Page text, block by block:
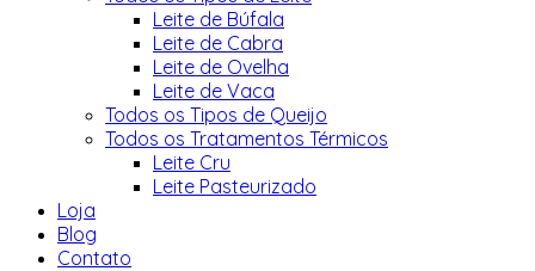
Leite de Búfala
Leite de Cabra
Leite de Ovelha
Leite de Vaca
Todos os Tipos de Queijo
Todos os Tratamentos Térmicos
Leite Cru
Leite Pasteurizado
Loja
Blog
Contato